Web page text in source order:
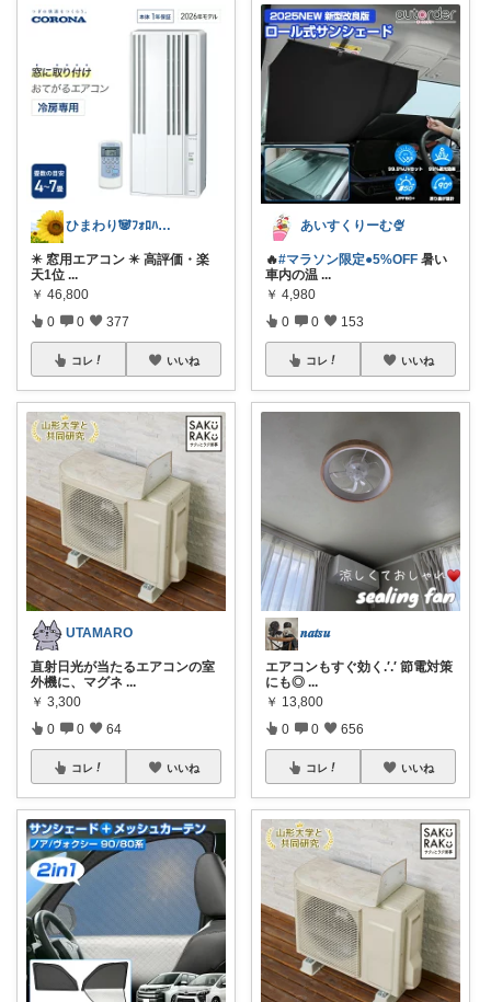
ひまわり🐼ﾌｫﾛﾊﾞ100❤️感謝
✴️ 窓用エアコン ✴️ 高評価・楽
天1位 ...
￥ 46,800
0 0 377
コレ いいね
UTAMARO
直射日光が当たるエアコンの室
外機に、マグネ ...
￥ 3,300
0 0 64
コレ いいね
あいすくりーむ🍨
🔥#マラソン限定●5%OFF 暑い
車内の温 ...
￥ 4,980
0 0 153
コレ いいね
𝒏𝒂𝒕𝒔𝒖
エアコンもすぐ効く.′.′ 節電対策
にも◎ ...
￥ 13,800
0 0 656
コレ いいね